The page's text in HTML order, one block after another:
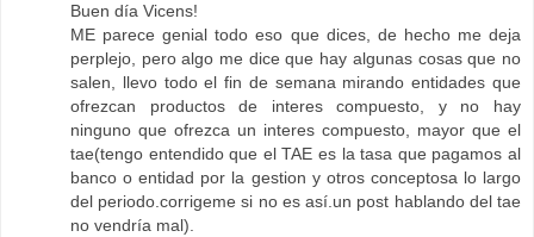
Buen día Vicens!
ME parece genial todo eso que dices, de hecho me deja
perplejo, pero algo me dice que hay algunas cosas que no
salen, llevo todo el fin de semana mirando entidades que
ofrezcan productos de interes compuesto, y no hay
ninguno que ofrezca un interes compuesto, mayor que el
tae(tengo entendido que el TAE es la tasa que pagamos al
banco o entidad por la gestion y otros conceptosa lo largo
del periodo.corrigeme si no es así.un post hablando del tae
no vendría mal).